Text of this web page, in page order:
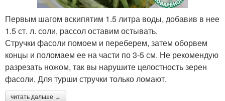
Первым шагом вскипятим 1.5 литра воды, добавив в нее
1.5 ст. л. соли, рассол оставим остывать.
Стручки фасоли помоем и переберем, затем оборвем
концы и поломаем ее на части по 3-5 см. Не рекомендую
разрезать ножом, так вы нарушите целостность зерен
фасоли. Для турши стручки только ломают.
читать дальше →